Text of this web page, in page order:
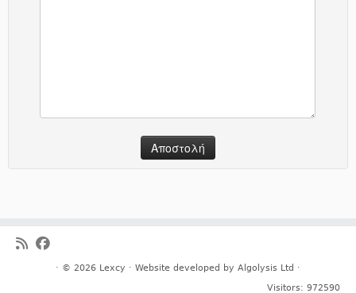
· © 2026 Lexcy · Website developed by Algolysis Ltd ·
Visitors: 972590